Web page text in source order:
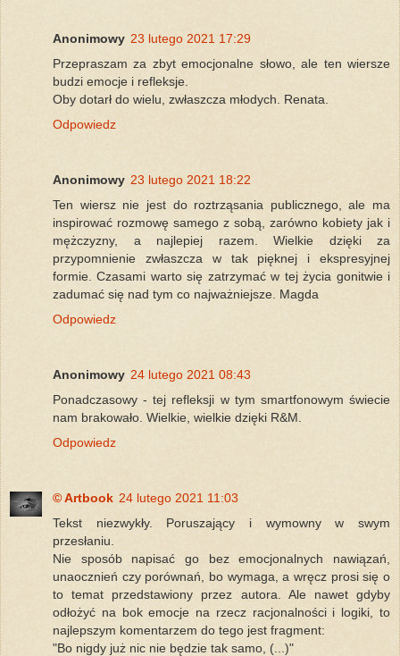
Anonimowy 23 lutego 2021 17:29
Przepraszam za zbyt emocjonalne słowo, ale ten wiersze
budzi emocje i refleksje.
Oby dotarł do wielu, zwłaszcza młodych. Renata.
Odpowiedz
Anonimowy 23 lutego 2021 18:22
Ten wiersz nie jest do roztrząsania publicznego, ale ma
inspirować rozmowę samego z sobą, zarówno kobiety jak i
mężczyzny, a najlepiej razem. Wielkie dzięki za
przypomnienie zwłaszcza w tak pięknej i ekspresyjnej
formie. Czasami warto się zatrzymać w tej życia gonitwie i
zadumać się nad tym co najważniejsze. Magda
Odpowiedz
Anonimowy 24 lutego 2021 08:43
Ponadczasowy - tej refleksji w tym smartfonowym świecie
nam brakowało. Wielkie, wielkie dzięki R&M.
Odpowiedz
© Artbook 24 lutego 2021 11:03
Tekst niezwykły. Poruszający i wymowny w swym
przesłaniu.
Nie sposób napisać go bez emocjonalnych nawiązań,
unaocznień czy porównań, bo wymaga, a wręcz prosi się o
to temat przedstawiony przez autora. Ale nawet gdyby
odłożyć na bok emocje na rzecz racjonalności i logiki, to
najlepszym komentarzem do tego jest fragment:
"Bo nigdy już nic nie będzie tak samo, (...)"